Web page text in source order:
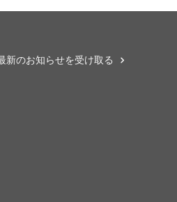
新のお知らせを受け取る